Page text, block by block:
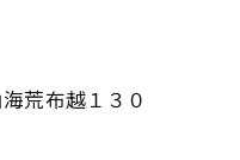
荒布越１３０